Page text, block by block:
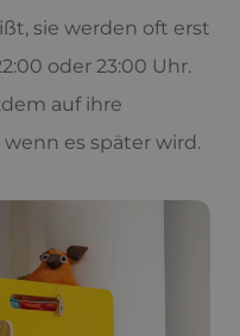
sie werden oft erst
oder 23:00 Uhr.
auf ihre
es später wird.